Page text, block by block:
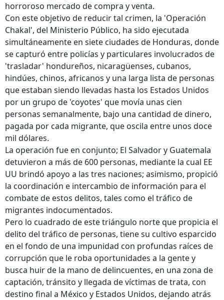
horroroso mercado de compra y venta.
Con este objetivo de reducir tal crimen, la 'Operación
Chakal', del Ministerio Público, ha sido ejecutada
simultáneamente en siete ciudades de Honduras, donde
se capturó entre policías y particulares involucrados de
'trasladar' hondureños, nicaragüenses, cubanos,
hindúes, chinos, africanos y una larga lista de personas
que estaban siendo llevadas hasta los Estados Unidos
por un grupo de 'coyotes' que movía unas cien
personas semanalmente, bajo una cantidad de dinero,
pagada por cada migrante, que oscila entre unos doce
mil dólares.
La operación fue en conjunto; El Salvador y Guatemala
detuvieron a más de 600 personas, mediante la cual EE
UU brindó apoyo a las tres naciones; asimismo, propició
la coordinación e intercambio de información para el
combate de estos delitos, tales como el tráfico de
migrantes indocumentados.
Pero lo cuadrado de este triángulo norte que propicia el
delito del tráfico de personas, tiene su cultivo esparcido
en el fondo de una impunidad con profundas raíces de
corrupción que le roba oportunidades a la gente y
busca huir de la mano de delincuentes, en una zona de
captación, tránsito y llegada de víctimas de trata, con
destino final a México y Estados Unidos, dejando atrás